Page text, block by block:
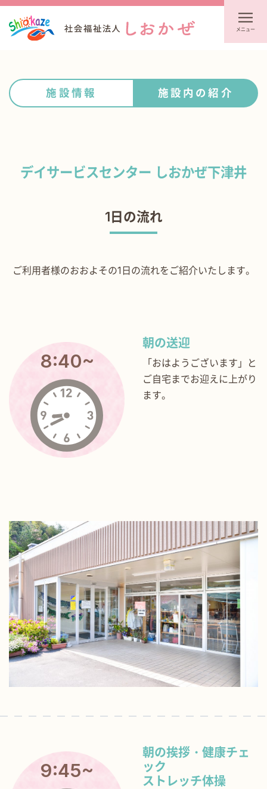
メニュー
施設情報 施設内の紹介
デイサービスセンター しおかぜ下津井
1日の流れ
ご利用者様のおおよその1日の流れをご紹介いたします。
8:40~
朝の送迎
「おはようございます」と
ご自宅までお迎えに上がり
ます。
9:45~
朝の挨拶・健康チェ
ック
ストレッチ体操